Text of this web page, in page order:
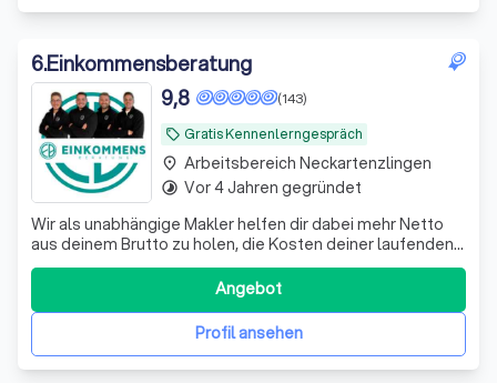
6.Einkommensberatung
local_offer Gratis Kennenlerngespräch
(143)
9,8
Wir als unabhängige Makler helfen dir dabei mehr Netto
aus deinem Brutto zu holen, die Kosten deiner laufenden
Verträge zu reduzieren und deine Rentenlücke zu
Profil ansehen
Angebot
place Arbeitsbereich Neckartenzlingen
timelapse Vor 4 Jahren gegründet